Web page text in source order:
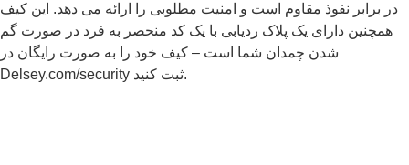
در برابر نفوذ مقاوم است و امنیت مطلوبی را ارائه می دهد. این کیف
همچنین دارای یک پلاک ردیابی با یک کد منحصر به فرد در صورت گم
شدن چمدان شما است – کیف خود را به صورت رایگان در
Delsey.com/security ثبت کنید.